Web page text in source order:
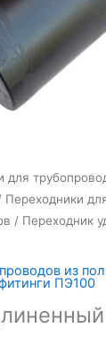
для
Переходники
/ Переходник
из
ПЭ100